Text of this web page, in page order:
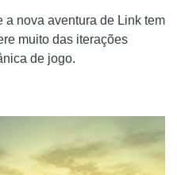
a nova aventura de Link tem
muito das iterações
de jogo.